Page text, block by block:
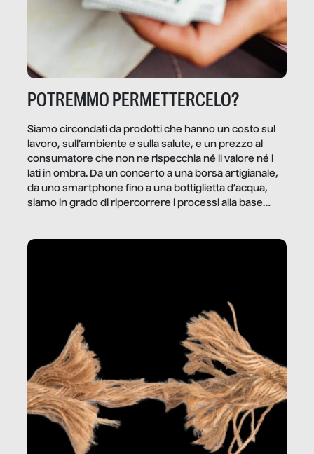
POTREMMO PERMETTERCELO?
Siamo circondati da prodotti che hanno un costo sul
lavoro, sull’ambiente e sulla salute, e un prezzo al
consumatore che non ne rispecchia né il valore né i
lati in ombra. Da un concerto a una borsa artigianale,
da uno smartphone fino a una bottiglietta d’acqua,
siamo in grado di ripercorrere i processi alla base
dietro gli oggetti e i servizi che fanno la nostra vita